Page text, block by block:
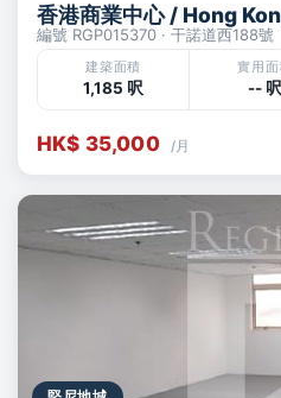
香港商業中心 / Hong
編號 RGP015370 · 干諾道西188號
建築面積
1,185 呎
實用
-- 呎
HK$ 35,000 /月